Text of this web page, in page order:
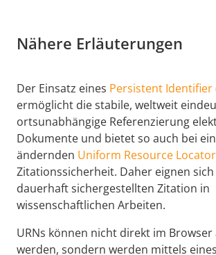
Nähere Erläuterungen
Der Einsatz eines Persistent Identifier
ermöglicht die stabile, weltweit
ortsunabhängige Referenzierung
Dokumente und bietet so auch bei
ändernden Uniform Resource Locator
Zitationssicherheit. Daher eignen sich
dauerhaft sichergestellten Zitation in
wissenschaftlichen Arbeiten.
URNs können nicht direkt im
werden, sondern werden mittels eines